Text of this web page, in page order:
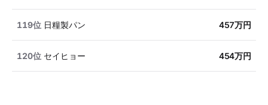
119位 日糧製パン 457万円
120位 セイヒョー 454万円